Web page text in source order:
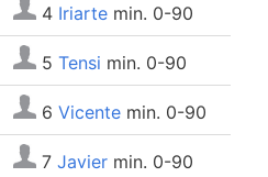
4 Iriarte min. 0-90
5 Tensi min. 0-90
6 Vicente min. 0-90
7 Javier min. 0-90